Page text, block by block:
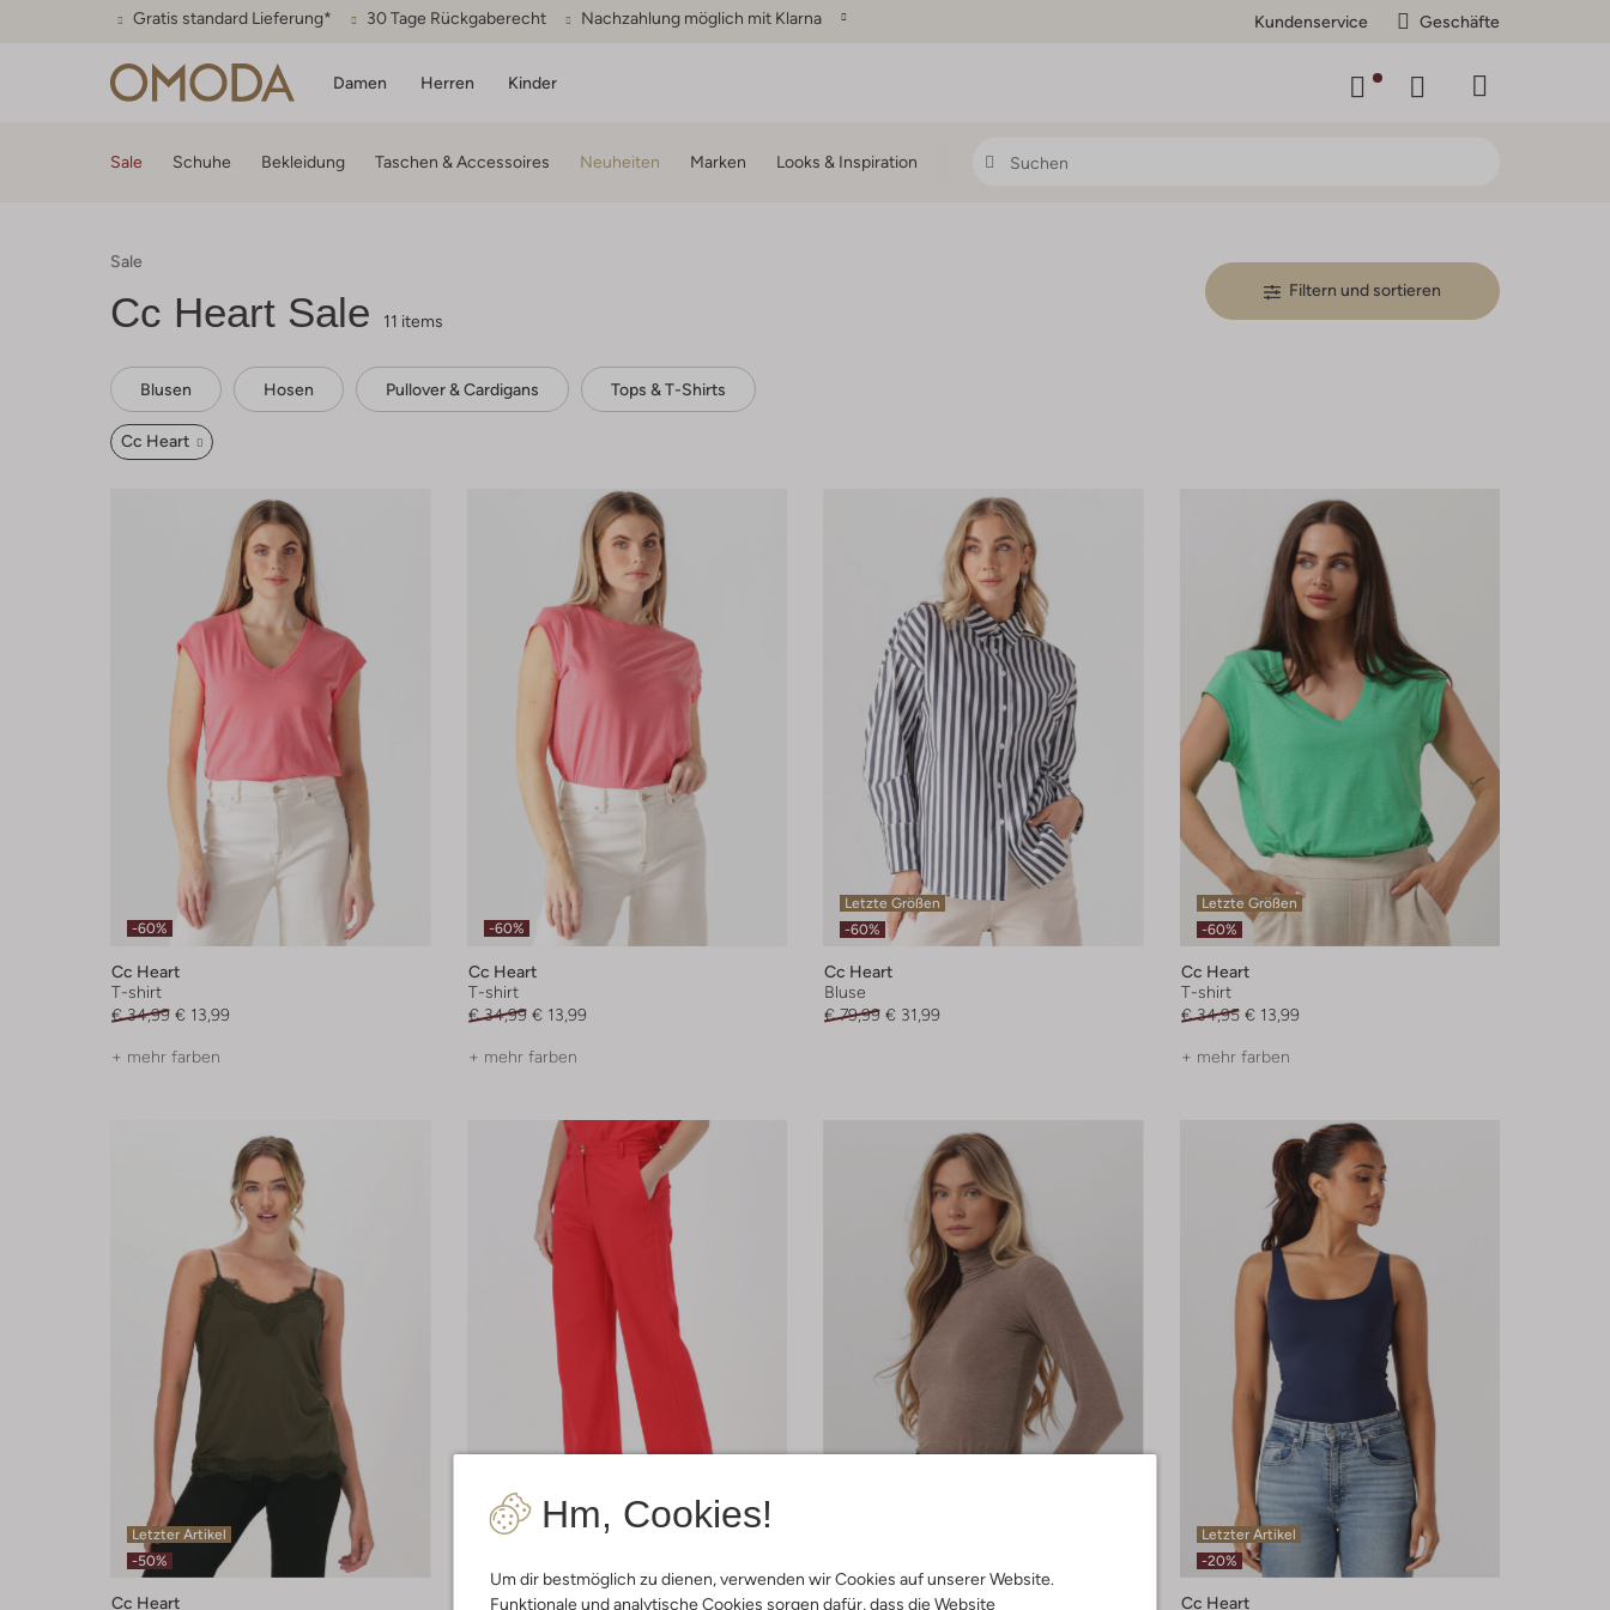
Gratis standard Lieferung* 30 Tage Rückgaberecht Nachzahlung möglich mit Klarna Kundenservice Geschäfte
Damen Herren Kinder
Hm, Cookies!
Um dir bestmöglich zu dienen, verwenden wir Cookies auf unserer Website.
Funktionale und analytische Cookies sorgen dafür, dass die Website
Sale Schuhe Bekleidung Taschen & Accessoires Neuheiten Marken Looks & Inspiration
Sale
Cc Heart Sale 11 items
Filtern und sortieren
Blusen Hosen Pullover & Cardigans Tops & T-Shirts
Cc Heart
-60%
Cc Heart
T-shirt
€ 34,99 € 13,99
+ mehr farben
-60%
Cc Heart
T-shirt
€ 34,99 € 13,99
+ mehr farben
Letzte Größen
-60%
Cc Heart
Bluse
€ 79,99 € 31,99
Letzte Größen
-60%
Cc Heart
T-shirt
€ 34,95 € 13,99
+ mehr farben
Letzter Artikel
-50%
Cc Heart
Letzter Artikel
Cc Heart
Cc Heart
Letzter Artikel
-20%
Cc Heart